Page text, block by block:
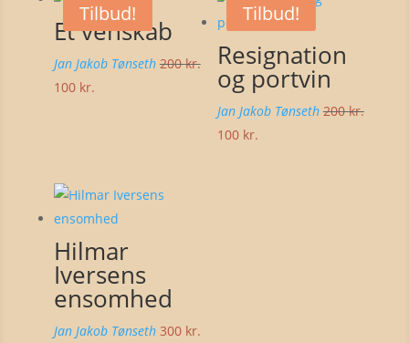
Tilbud!
Et venskab
Jan Jakob Tønseth 200kr.
Den
200 kr..
100 kr.Den
Tilbud!
Resignation
og portvin
Jan Jakob Tønseth 200kr.
Den
100 kr.Den
Hilmar
Iversens
ensomhed
Jan Jakob Tønseth 300 kr.